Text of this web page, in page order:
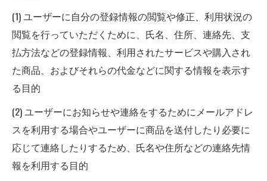
(1) ユーザーに自分の登録情報の閲覧や修正、利用状況の
閲覧を行っていただくために、氏名、住所、連絡先、支
払方法などの登録情報、利用されたサービスや購入され
た商品、およびそれらの代金などに関する情報を表示す
る目的
(2) ユーザーにお知らせや連絡をするためにメールアドレ
スを利用する場合やユーザーに商品を送付したり必要に
応じて連絡したりするため、氏名や住所などの連絡先情
報を利用する目的